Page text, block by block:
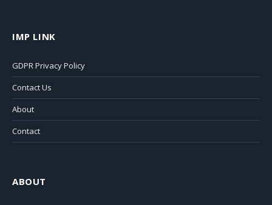
IMP LINK
GDPR Privacy Policy
Contact Us
About
Contact
ABOUT